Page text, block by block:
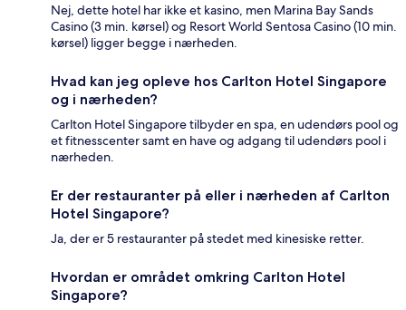
Nej, dette hotel har ikke et kasino, men Marina Bay Sands
Casino (3 min. kørsel) og Resort World Sentosa Casino (10 min.
kørsel) ligger begge i nærheden.
Hvad kan jeg opleve hos Carlton Hotel Singapore
og i nærheden?
Carlton Hotel Singapore tilbyder en spa, en udendørs pool og
et fitnesscenter samt en have og adgang til udendørs pool i
nærheden.
Er der restauranter på eller i nærheden af Carlton
Hotel Singapore?
Ja, der er 5 restauranter på stedet med kinesiske retter.
Hvordan er området omkring Carlton Hotel
Singapore?